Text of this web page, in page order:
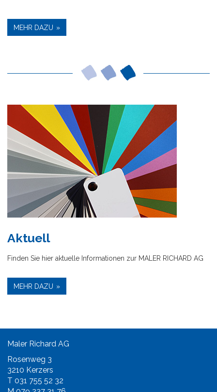
MEHR DAZU
Aktuell
Finden Sie hier aktuelle Informationen zur MALER RICHARD AG
MEHR DAZU
Maler Richard AG
Rosenweg 3
3210 Kerzers
T 031 755 52 32